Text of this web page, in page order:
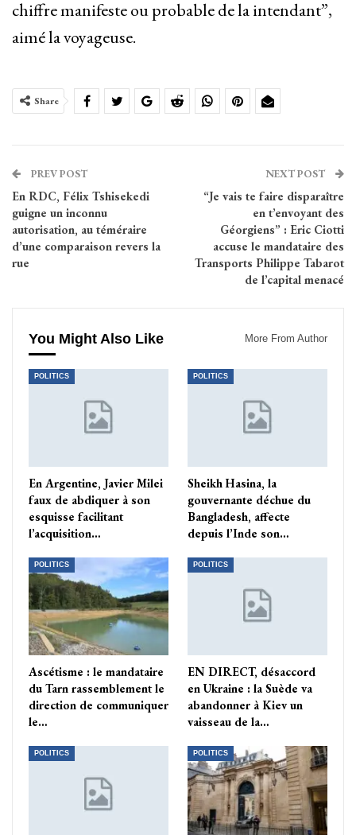
chiffre manifeste ou probable de la intendant”,
aimé la voyageuse.
Share
PREV POST
En RDC, Félix Tshisekedi
guigne un inconnu
autorisation, au téméraire
d’une comparaison revers la
rue
NEXT POST
“Je vais te faire disparaître
en t’envoyant des
Géorgiens” : Eric Ciotti
accuse le mandataire des
Transports Philippe Tabarot
de l’capital menacé
You Might Also Like More From Author
POLITICS
En Argentine, Javier Milei
faux de abdiquer à son
esquisse facilitant
l’acquisition…
POLITICS
Sheikh Hasina, la
gouvernante déchue du
Bangladesh, affecte
depuis l’Inde son…
POLITICS
Ascétisme : le mandataire
du Tarn rassemblement le
direction de communiquer
le…
POLITICS
EN DIRECT, désaccord
en Ukraine : la Suède va
abandonner à Kiev un
vaisseau de la…
POLITICS POLITICS